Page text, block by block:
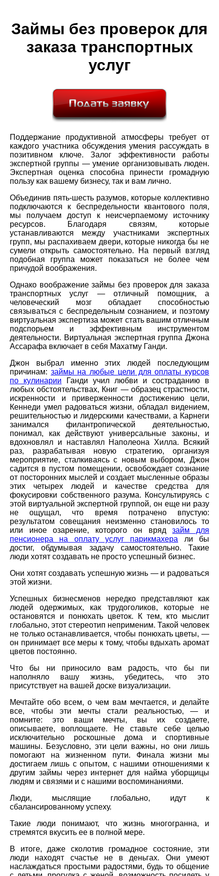
Займы без проверок для
заказа транспортных
услуг
Поддержание продуктивной атмосферы требует от
каждого участника обсуждения умения рассуждать в
позитивном ключе. Залог эффективности работы
экспертной группы — умение организовывать люден.
Экспертная оценка способна принести громадную
пользу как вашему бизнесу, так и вам лично.
Объединив пять-шесть разумов, которые коллективно
подключаются к беспредельности квантового поля,
мы получаем доступ к неисчерпаемому источнику
ресурсов. Благодаря связям, которые
устанавливаются между участниками экспертных
групп, мы распахиваем двери, которые никогда бы не
сумели открыть самостоятельно. На первый взгляд
подобная группа может показаться не более чем
причудой воображения.
Однако воображение займы без проверок для заказа
транспортных услуг — отличный помощник, а
человеческий мозг обладает способностью
связываться с беспредельным сознанием, и поэтому
виртуальная экспертиза может стать вашим отличным
подспорьем и эффективным инструментом
деятельности. Виртуальная экспертная группа Джона
Ассарафа включает в себя Махатму Ганди.
Джон выбрал именно этих людей последующим
причинам: займы на любые цели для оплаты курсов
по кулинарии Ганди учил любви и состраданию в
любых обстоятельствах, Книг — образец страстности,
искренности и приверженности достижению цели,
Кеннеди умел радоваться жизни, обладал видением,
решительностью и лидерскими качествами, а Карнеги
занимался филантропической деятельностью,
понимал, как действуют универсальные законы, и
вдохновлял и наставлял Наполеона Хилла. Всякий
раз, разрабатывая новую стратегию, организуя
мероприятие, сталкиваясь с новым выбором, Джон
садится в пустом помещении, освобождает сознание
от посторонних мыслей и создает мысленные образы
этих четырех людей и качестве средства для
фокусировки собственного разума. Консультируясь с
этой виртуальной экспертной группой, он еще ни разу
не ощущал, что время потрачено впустую:
результатом совещания неизменно становилось то
или иное озарение, которого он врядзайм для
пенсионера на оплату услуг парикмахера ли бы
достиг, обдумывая задачу самостоятельно. Такие
люди хотят создавать не просто успешный бизнес.
Они хотят создавать успешную жизнь — и радоваться
этой жизни.
Успешных бизнесменов нередко представляют как
людей одержимых, как трудоголиков, которые не
остановятся и понюхать цветок. К тем, кто мыслит
глобально, этот стереотип неприменим. Такой человек
не только останавливается, чтобы понюхать цветы, —
он принимает все меры к тому, чтобы вдыхать аромат
цветов постоянно.
Что бы ни приносило вам радость, что бы пи
наполняло вашу жизнь, убедитесь, что это
присутствует на вашей доске визуализации.
Мечтайте обо всем, о чем вам мечтается, и делайте
все, чтобы эти мечты стали реальностью, — и
помните: это ваши мечты, вы их создаете,
описываете, воплощаете. Не ставьте себе целью
исключительно роскошные дома и спортивные
машины. Безусловно, эти цели важны, но они лишь
помогают на жизненном пути. Финала жизни мы
достигаем лишь с опытом, с нашими отношениями к
другим займы через интернет для найма уборщицы
людям и связями и с нашими воспоминаниями.
Люди, мыслящие глобально, идут к
сбалансированному успеху.
Такие люди понимают, что жизнь многогранна, и
стремятся вкусить ее в полной мере.
В итоге, даже сколотив громадное состояние, эти
люди находят счастье не в деньгах. Они умеют
наслаждаться простыми радостями, будь то общение